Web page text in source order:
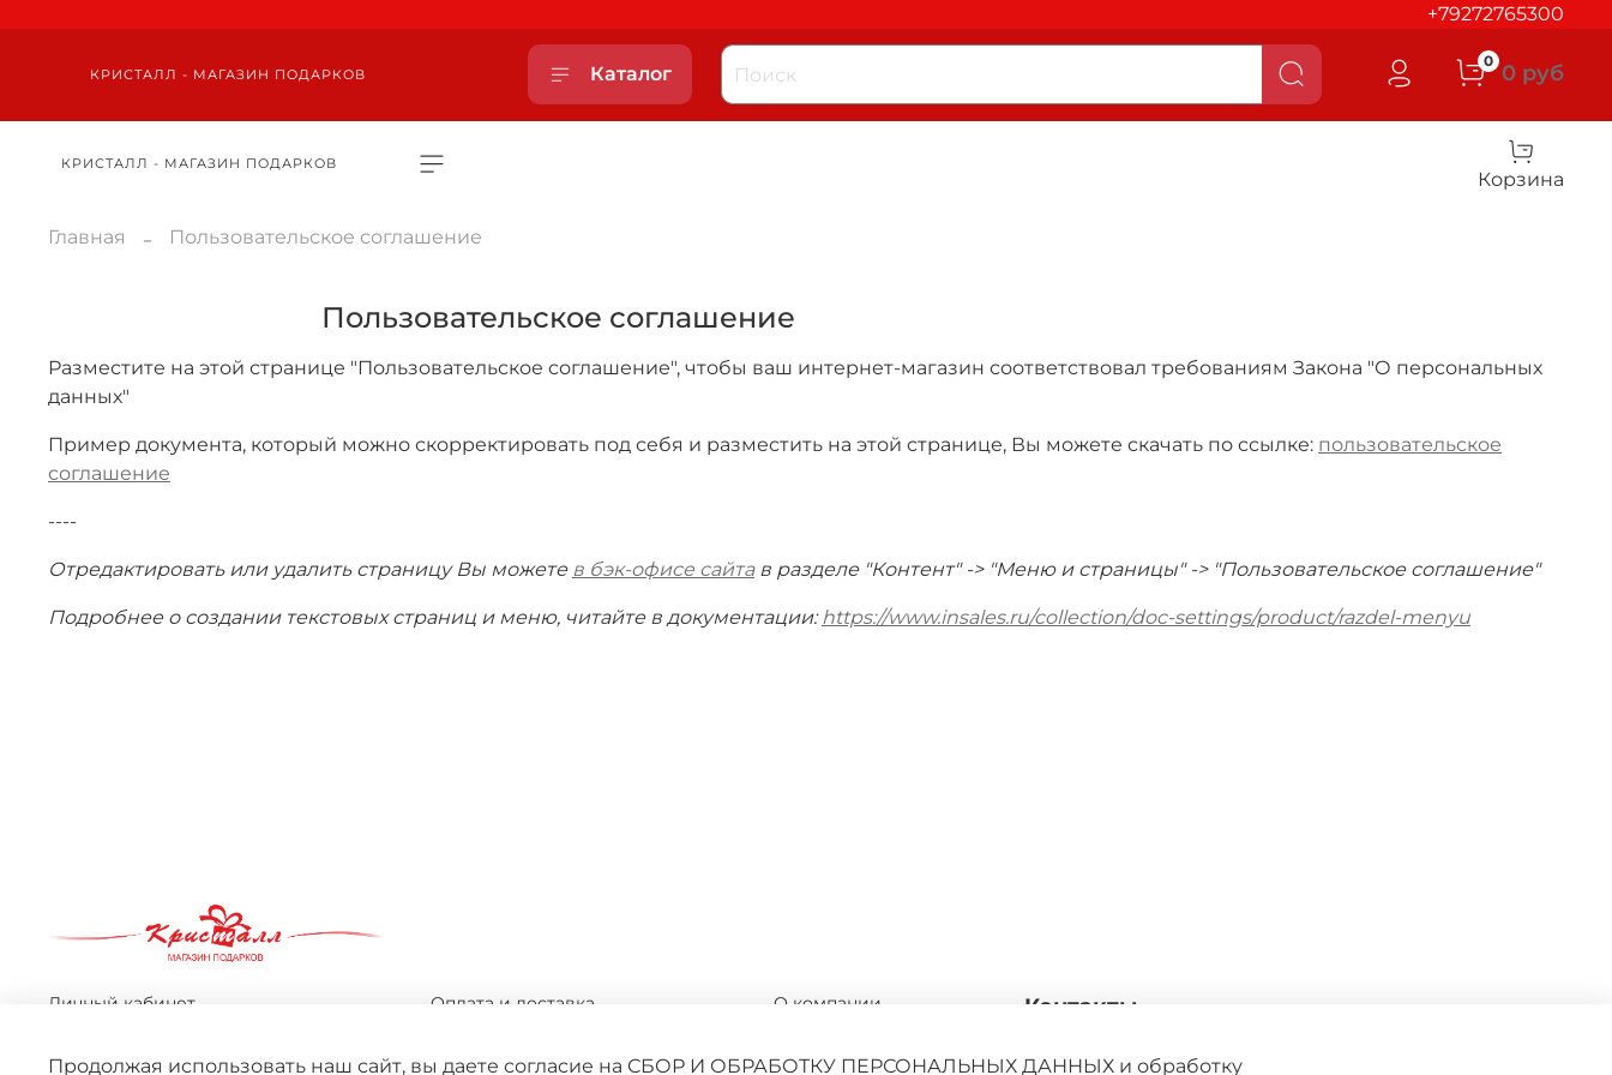
+79272765300
КРИСТАЛЛ - МАГАЗИН ПОДАРКОВ Каталог
0 0 руб
КРИСТАЛЛ - МАГАЗИН ПОДАРКОВ
Корзина
Главная Пользовательское соглашение
Пользовательское соглашение
Разместите на этой странице "Пользовательское соглашение", чтобы ваш интернет-магазин соответствовал требованиям Закона "О персональных
данных"
Пример документа, который можно скорректировать под себя и разместить на этой странице, Вы можете скачать по ссылке: пользовательское
соглашение
----
Отредактировать или удалить страницу Вы можете в бэк-офисе сайтав разделе "Контент" -> "Меню и страницы" -> "Пользовательское соглашение"
Подробнее о создании текстовых страниц и меню, читайте в документации: https://www.insales.ru/collection/doc-settings/product/razdel-menyu
Личный кабинет
Оплата и доставка
О компании
Контакты
+7 927 276-53-00
Продолжая использовать наш сайт, вы даете согласие на СБОР И ОБРАБОТКУ ПЕРСОНАЛЬНЫХ ДАННЫХ и обработку